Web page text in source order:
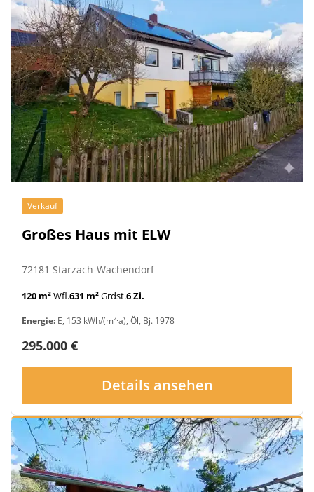
Verkauf
Großes Haus mit ELW
72181 Starzach-Wachendorf
120 m²Wfl.631 m²Grdst.6 Zi.
Energie: E, 153 kWh/(m²·a), Öl, Bj. 1978
295.000 €
Details ansehen